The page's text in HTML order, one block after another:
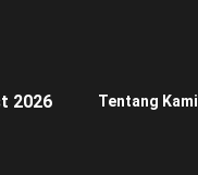
2026 Tentang Kami